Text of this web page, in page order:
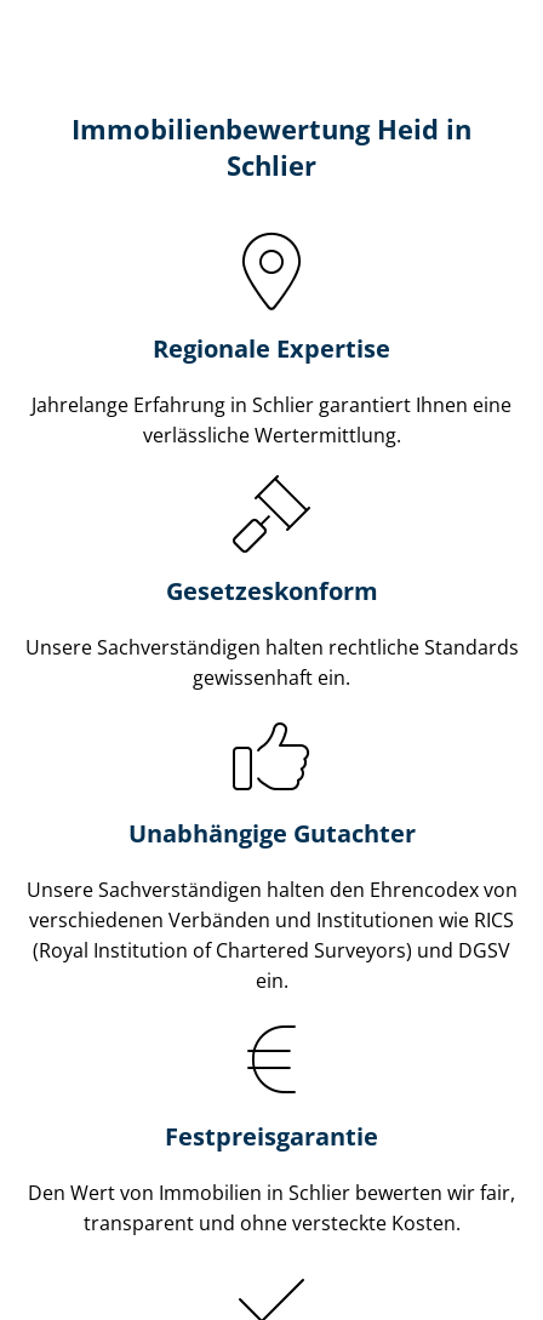
Immobilien­bewertung Heid in
Schlier
Regionale Expertise
Jahrelange Erfahrung in Schlier garantiert Ihnen eine
verlässliche Wertermittlung.
Gesetzes­konform
Unsere Sach­ver­stän­di­gen halten rechtliche Standards
gewissenhaft ein.
Unabhängige Gutachter
Unsere Sach­ver­stän­di­gen halten den Ehrencodex von
verschiedenen Verbänden und Institutionen wie RICS
(Royal Institution of Chartered Surveyors) und DGSV
ein.
Festpreis​garantie
Den Wert von Immobilien in Schlier bewerten wir fair,
transparent und ohne versteckte Kosten.